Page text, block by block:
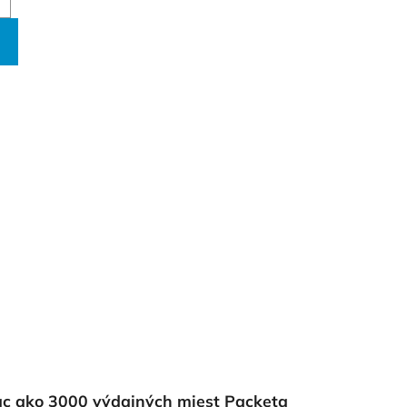
ako 3000 výdajných miest Packeta